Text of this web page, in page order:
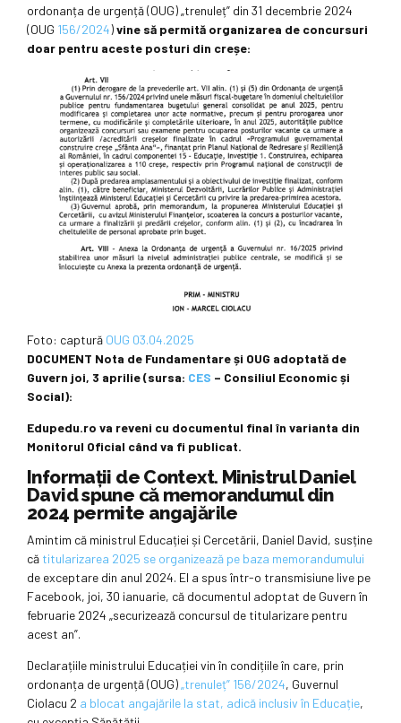
ordonanța de urgență (OUG) „trenuleț” din 31 decembrie 2024
(OUG 156/2024)vine să permită organizarea de concursuri
doar pentru aceste posturi din creșe:
Foto: captură OUG 03.04.2025
DOCUMENT Nota de Fundamentare și OUG adoptată de
Guvern joi, 3 aprilie (sursa: CES – Consiliul Economic și
Social):
Edupedu.ro va reveni cu documentul final în varianta din
Monitorul Oficial când va fi publicat.
Informații de Context. Ministrul Daniel
David spune că memorandumul din
2024 permite angajările
Amintim că ministrul Educației și Cercetării, Daniel David, susține
că titularizarea 2025 se organizează pe baza memorandumului
de exceptare din anul 2024. El a spus într-o transmisiune live pe
Facebook, joi, 30 ianuarie, că documentul adoptat de Guvern în
februarie 2024 „securizează concursul de titularizare pentru
acest an”.
Declarațiile ministrului Educației vin în condițiile în care, prin
ordonanța de urgență (OUG)„trenuleț” 156/2024, Guvernul
Ciolacu 2 a blocat angajările la stat, adică inclusiv în Educație,